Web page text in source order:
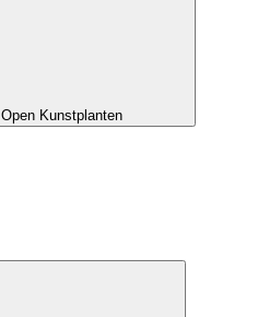
Open Kunstplanten